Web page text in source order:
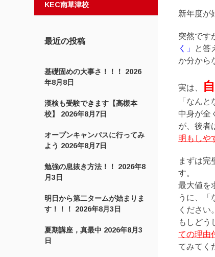
KEC南草津校
最近の投稿
基礎固めの大事さ！！！
2026
年8月8日
漢検も受験できます【高槻本
校】
2026年8月7日
オープンキャンパスに行ってみ
よう 2026年8月7日
勉強の息抜き方法！！
2026年8
月3日
明日から第二タームが始まりま
す！！！
2026年8月3日
夏期講座，真最中 2026年8月3
日
新年度が
突然です
く」
と答
か分から
実は、
「なん
中身が全
が、後者
明もしや
まずは完
す。
最大値を
うに、「
ください。
もしどう
ての理由
てみてく